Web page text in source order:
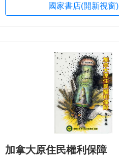
國家書店(開新視窗)
加拿大原住民權利保障